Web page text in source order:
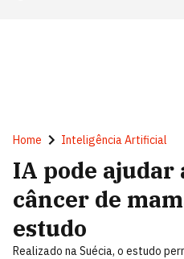
Home Inteligência Artificial
IA pode ajudar
câncer de
estudo
Realizado na Suécia, o estudo